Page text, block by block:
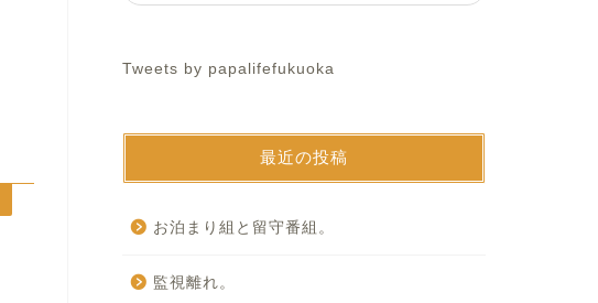
Tweets by papalifefukuoka
最近の投稿
お泊まり組と留守番組。
監視離れ。